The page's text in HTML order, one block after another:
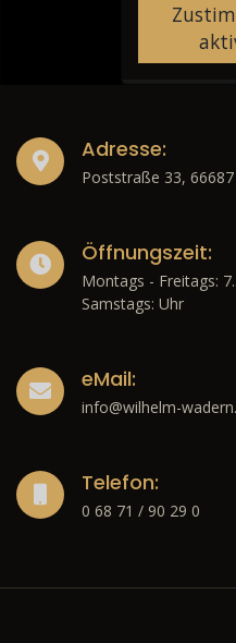
Adresse:
Poststraße 33,
Öffnungszeit:
Montags - Freitags:
Samstags: Uhr
eMail:
info@wilhelm-
Telefon:
0 68 71 / 90 29 0